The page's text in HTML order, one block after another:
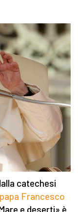
catechesi
Francesco
e deserti» è